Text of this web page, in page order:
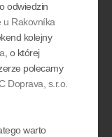
odwiedzin
u Rakovníka
kolejny
, o której
polecamy
Doprava, s.r.o.
warto